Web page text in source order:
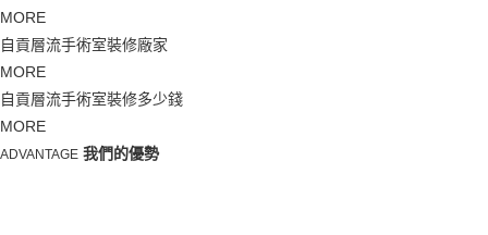
MORE
自貢層流手術室裝修廠家
MORE
自貢層流手術室裝修多少錢
MORE
ADVANTAGE 我們的優勢